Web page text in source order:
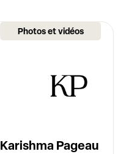
Photos et vidéos
Karishma Pageau